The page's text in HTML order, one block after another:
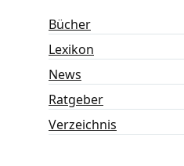
Bücher
Lexikon
News
Ratgeber
Verzeichnis